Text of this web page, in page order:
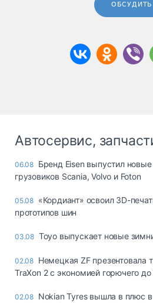
ОБСУДИТЬ
Автосервис,
06.08 Бренд Eisen выпустил
грузовиков Scania, Volvo и Foton
05.08 «Кордиант» освоил 3D-
прототипов шин
03.08 Toyo выпускает новые
02.08 Немецкая ZF
TraXon 2 с экономией горючего до
02.08 Nokian Tyres вышла в плюс